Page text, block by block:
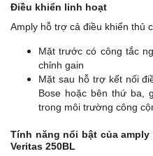
Điều khiển linh hoạt
Amply hỗ trợ cả điều khiển thủ
Mặt trước có công tắc
chỉnh gain
Mặt sau hỗ trợ kết nối
Bose hoặc bên thứ ba,
trong môi trường công
Tính năng nổi bật của
Veritas 250BL